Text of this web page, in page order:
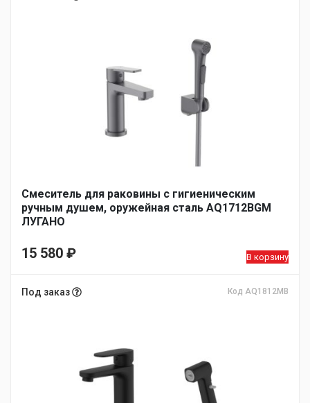
Смеситель для раковины с гигиеническим
ручным душем, оружейная сталь AQ1712BGM
ЛУГАНО
15 580 ₽ В корзину
Под заказ Код AQ1812MB